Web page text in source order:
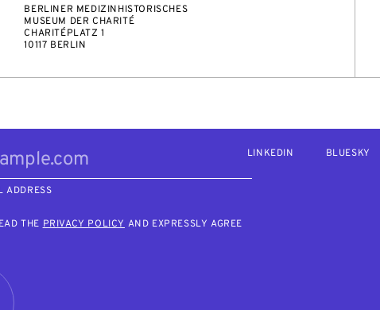
BERLINER MEDIZINHISTORISCHES
MUSEUM DER CHARITÉ
CHARITÉPLATZ 1
10117 BERLIN
ADDRESS
THEPRIVACY POLICYAND EXPRESSLY AGREE
LINKEDIN BLUESKY